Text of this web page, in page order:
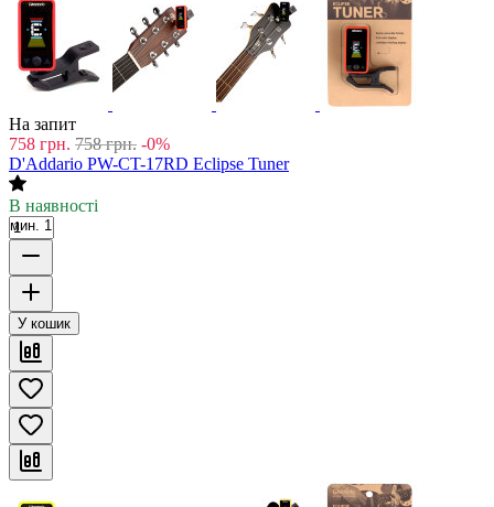
На запит
758 грн. 758 грн. -0%
D'Addario PW-CT-17RD Eclipse Tuner
В наявності
мин. 1
У кошик